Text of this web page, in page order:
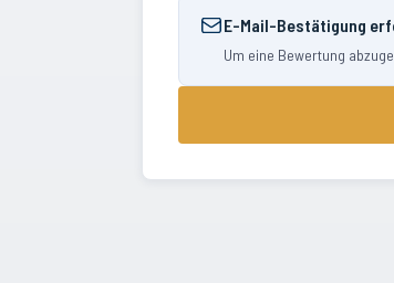
E-Mail-Bestätigung
Um eine Bewertung